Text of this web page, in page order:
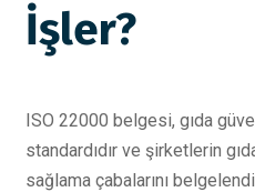
İşler?
ISO 22000 belgesi, gıda
standardıdır ve şirketlerin
sağlama çabalarını